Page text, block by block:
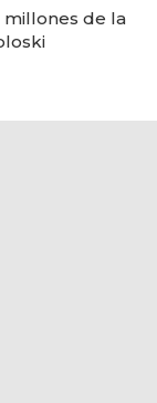
millones de la